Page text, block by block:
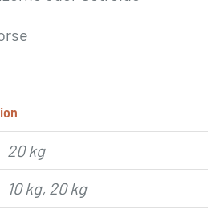
20 kg
10 kg, 20 kg